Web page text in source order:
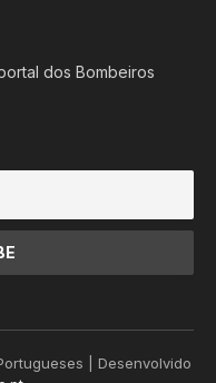
dos Bombeiros
| Desenvolvido